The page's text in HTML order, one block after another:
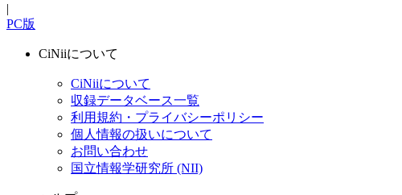
|
PC版
CiNiiについて
CiNiiについて
収録データベース一覧
利用規約・プライバシーポリシー
個人情報の扱いについて
お問い合わせ
国立情報学研究所 (NII)